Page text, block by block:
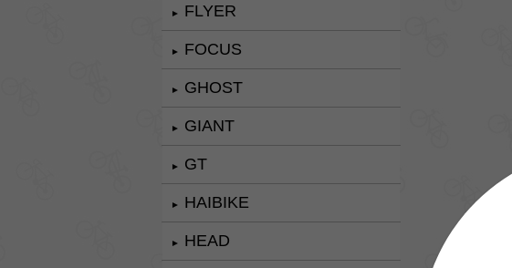
► FLYER
► FOCUS
► GHOST
► GIANT
► GT
► HAIBIKE
► HEAD